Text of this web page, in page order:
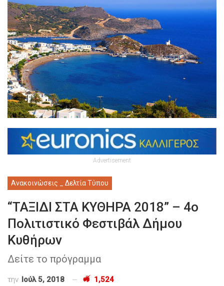
Advertisement
Ανακοινώσεις _ Δελτία Τύπου
“ΤΑΞΙΔΙ ΣΤΑ ΚΥΘΗΡΑ 2018” – 4ο
Πολιτιστικό Φεστιβάλ Δήμου
Κυθήρων
Δείτε το πρόγραμμα
την Ιούλ 5, 2018 1,524